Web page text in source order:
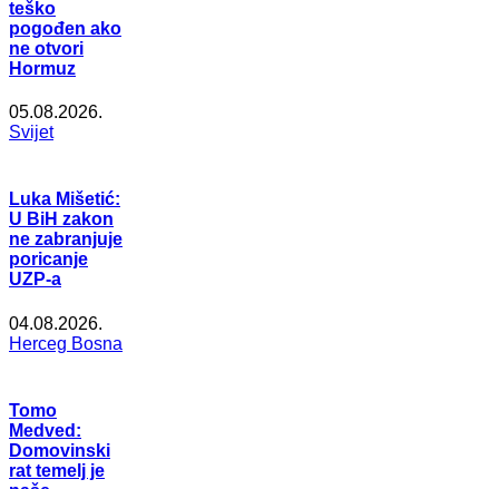
teško
pogođen ako
ne otvori
Hormuz
05.08.2026.
Svijet
Luka Mišetić:
U BiH zakon
ne zabranjuje
poricanje
UZP-a
04.08.2026.
Herceg Bosna
Tomo
Medved:
Domovinski
rat temelj je